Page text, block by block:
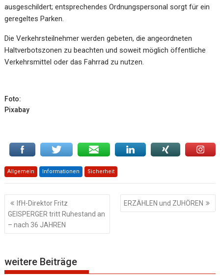
ausgeschildert; entsprechendes Ordnungspersonal sorgt für ein
geregeltes Parken.
Die Verkehrsteilnehmer werden gebeten, die angeordneten
Haltverbotszonen zu beachten und soweit möglich öffentliche
Verkehrsmittel oder das Fahrrad zu nutzen.
Foto:
Pixabay
Allgemein Informationen Sicherheit
Beitragsnavigation
IfH-Direktor Fritz
GEISPERGER tritt Ruhestand an
– nach 36 JAHREN
ERZÄHLEN und ZUHÖREN
weitere Beiträge